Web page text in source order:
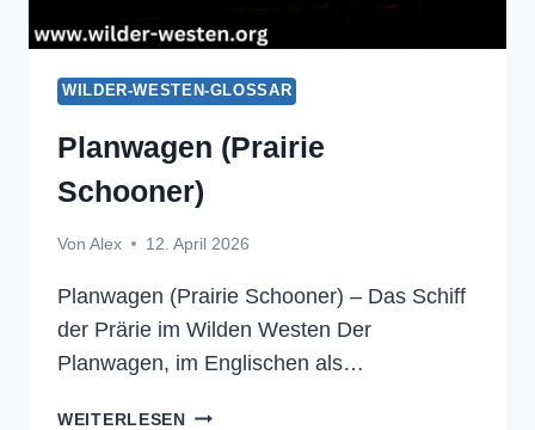
WILDER-WESTEN-GLOSSAR
Planwagen (Prairie
Schooner)
Von Alex 12. April 2026
Planwagen (Prairie Schooner) – Das Schiff
der Prärie im Wilden Westen Der
Planwagen, im Englischen als…
WEITERLESENPLANWAGEN